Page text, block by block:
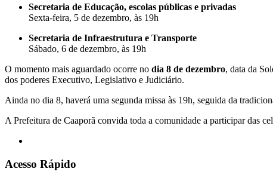
Secretaria de Educação, escolas públicas e privadas
Sexta-feira, 5 de dezembro, às 19h
Secretaria de Infraestrutura e Transporte
Sábado, 6 de dezembro, às 19h
O momento mais aguardado ocorre no dia 8 de dezembro, data da
dos poderes Executivo, Legislativo e Judiciário.
Ainda no dia 8, haverá uma segunda missa às 19h, seguida da
A Prefeitura de Caaporã convida toda a comunidade a participar das
Acesso Rápido